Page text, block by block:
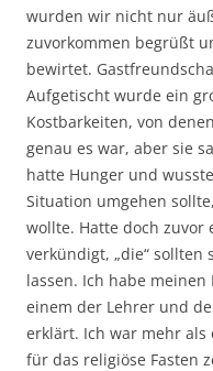
wurden wir nicht nur
zuvorkommen begrüßt
bewirtet.
Aufgetischt wurde ein
Kostbarkeiten, von
genau es war, aber sie
hatte Hunger und
Situation umgehen
wollte. Hatte doch zuvor
verkündigt, „die“ sollten
lassen. Ich habe
einem der Lehrer und
erklärt. Ich war mehr
für das religiöse Fasten